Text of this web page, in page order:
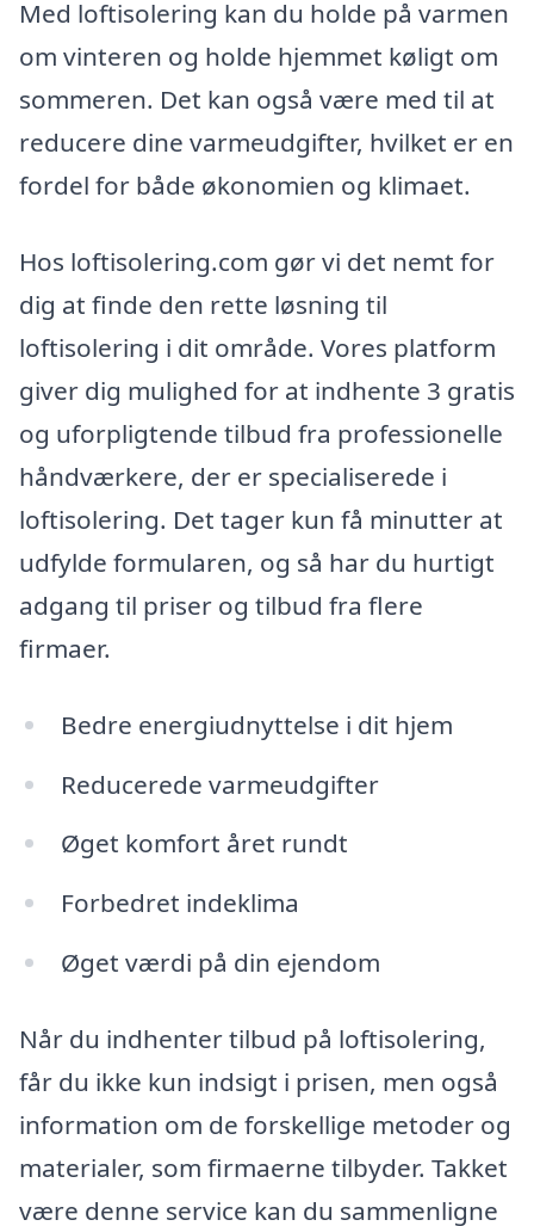
Med loftisolering kan du holde på varmen
om vinteren og holde hjemmet køligt om
sommeren. Det kan også være med til at
reducere dine varmeudgifter, hvilket er en
fordel for både økonomien og klimaet.
Hos loftisolering.com gør vi det nemt for
dig at finde den rette løsning til
loftisolering i dit område. Vores platform
giver dig mulighed for at indhente 3 gratis
og uforpligtende tilbud fra professionelle
håndværkere, der er specialiserede i
loftisolering. Det tager kun få minutter at
udfylde formularen, og så har du hurtigt
adgang til priser og tilbud fra flere
firmaer.
Bedre energiudnyttelse i dit hjem
Reducerede varmeudgifter
Øget komfort året rundt
Forbedret indeklima
Øget værdi på din ejendom
Når du indhenter tilbud på loftisolering,
får du ikke kun indsigt i prisen, men også
information om de forskellige metoder og
materialer, som firmaerne tilbyder. Takket
være denne service kan du sammenligne